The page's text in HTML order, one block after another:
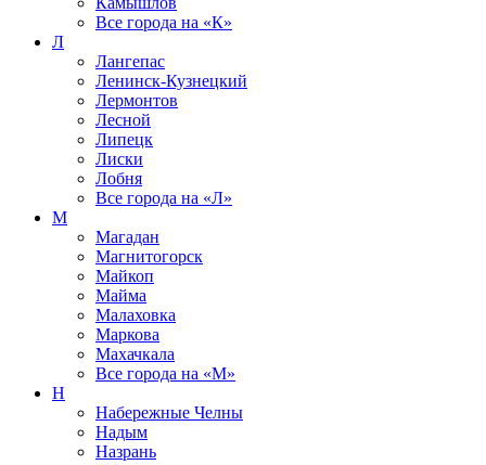
Все города на «К»
Л
Лангепас
Ленинск-Кузнецкий
Лермонтов
Лесной
Липецк
Лиски
Лобня
Все города на «Л»
М
Магадан
Магнитогорск
Майкоп
Майма
Малаховка
Маркова
Махачкала
Все города на «М»
Н
Набережные Челны
Надым
Назрань